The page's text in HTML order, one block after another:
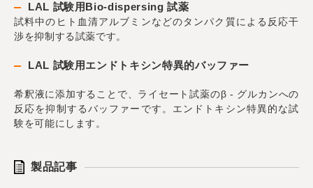
LAL 試験用Bio-dispersing 試薬
試料中のヒト血清アルブミンなどのタンパク質による反応干
渉を抑制する試薬です。
LAL 試験用エンドトキシン特異的バッファー
希釈液に添加することで、ライセート試薬のβ - グルカンへの
反応を抑制するバッファーです。エンドトキシン特異的な試
験を可能にします。
製品記事